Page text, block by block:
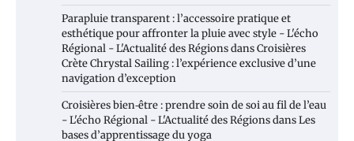
Parapluie transparent : l’accessoire pratique et
esthétique pour affronter la pluie avec style - L'écho
Régional - L'Actualité des RégionsdansCroisières
Crète Chrystal Sailing : l’expérience exclusive d’une
navigation d’exception
Croisières bien‑être : prendre soin de soi au fil de l’eau
- L'écho Régional - L'Actualité des RégionsdansLes
bases d’apprentissage du yoga